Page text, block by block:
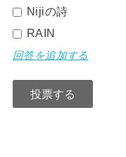
Nijiの詩
RAIN
回答を追加する